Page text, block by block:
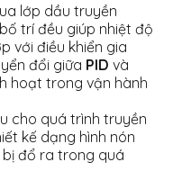
lớp dầu truyền
trí đều giúp nhiệt độ
với điều khiển gia
đổi giữa PID và
hoạt trong vận hành
cho quá trình truyền
kế dạng hình nón
bị đổ ra trong quá